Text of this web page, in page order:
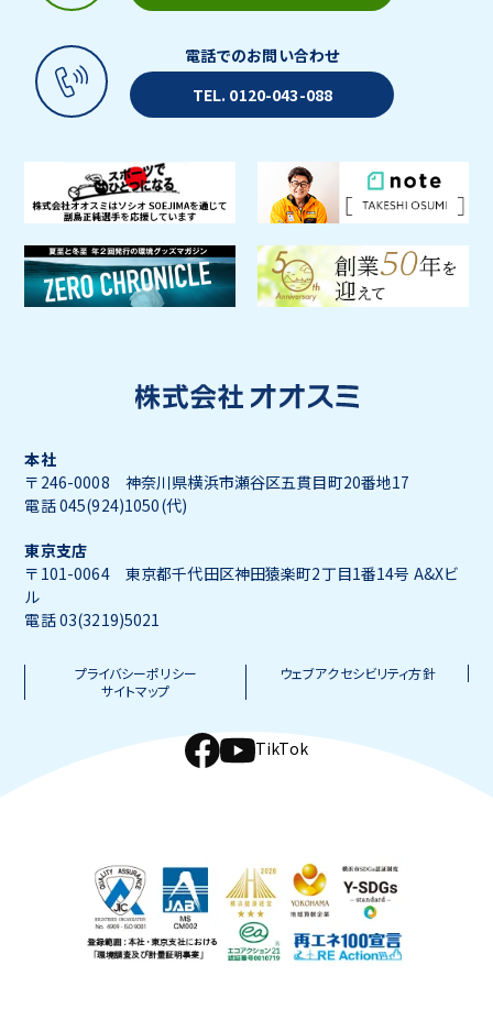
電話でのお問い合わせ
TEL. 0120-043-088
本社
〒246-0008 神奈川県横浜市瀬谷区五貫目町20番地17
電話 045(924)1050(代)
東京支店
〒101-0064 東京都千代田区神田猿楽町2丁目1番14号 A&Xビ
ル
電話 03(3219)5021
プライバシーポリシー
ウェブアクセシビリティ方針
サイトマップ
TikTok